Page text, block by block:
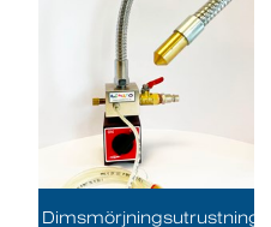
Dimsmörjningsutrustning